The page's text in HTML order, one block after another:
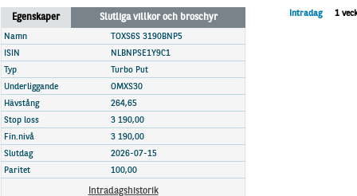
Marknadsöversikt
Egenskaper Slutliga villkor och broschyr
Namn
TOXS6S 3190BNP5
ISIN
NLBNPSE1Y9C1
Typ
Turbo Put
Underliggande
OMXS30
Hävstång
264,65
Stop loss
3 190,00
Fin.nivå
3 190,00
Slutdag
2026-07-15
Paritet
100,00
Intradagshistorik
Intradag 1